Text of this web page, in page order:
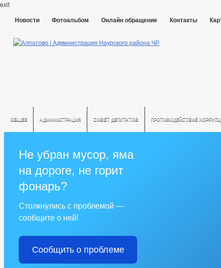
exit
Новости Фотоальбом Онлайн обращение Контакты
ОБЩЕЕ АДМИНИСТРАЦИЯ СОВЕТ ДЕПУТАТОВ ПРОТИВОДЕЙСТВИЕ
Не убран мусор, яма
на дороге, не горит
фонарь?
Столкнулись с проблемой —
сообщите о ней!
Сообщить о проблеме